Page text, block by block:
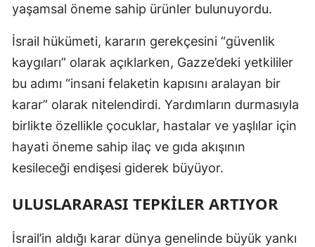
Malatya
Manisa
Kahramanmaraş
Mardin
Muğla
Muş
Niğde
Ordu
yaşamsal öneme sahip ürünler bulunuyordu.
İsrail hükümeti, kararın gerekçesini “güvenlik
kaygıları” olarak açıklarken, Gazze’deki yetkililer
bu adımı “insani felaketin kapısını aralayan bir
karar” olarak nitelendirdi. Yardımların durmasıyla
birlikte özellikle çocuklar, hastalar ve yaşlılar için
hayati öneme sahip ilaç ve gıda akışının
kesileceği endişesi giderek büyüyor.
ULUSLARARASI TEPKILER ARTIYOR
İsrail’in aldığı karar dünya genelinde büyük yankı